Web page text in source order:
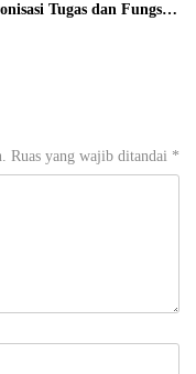
Tugas dan Fungsi
Ruas yang wajib ditandai *